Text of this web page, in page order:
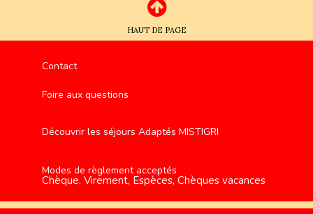
HAUT DE PAGE
Contact
Foire aux questions
Découvrir les séjours Adaptés MISTIGRI
Modes de règlement acceptés
Chèque, Virement, Espèces, Chèques vacances